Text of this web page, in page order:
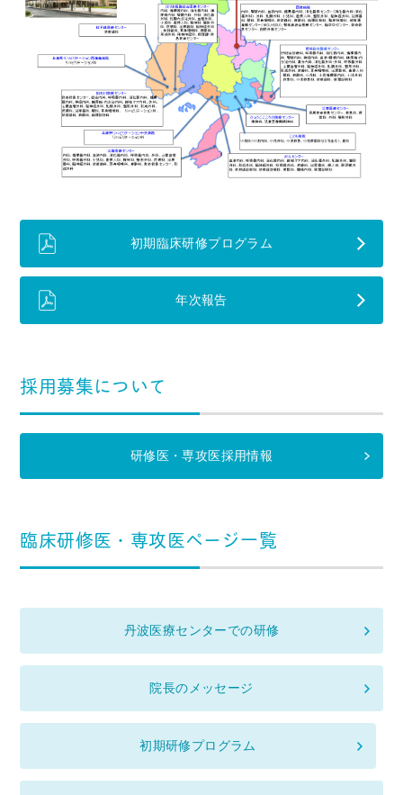
初期臨床研修プログラム
年次報告
採用募集について
研修医・専攻医採用情報
臨床研修医・専攻医ページ一覧
丹波医療センターでの研修
院長のメッセージ
初期研修プログラム